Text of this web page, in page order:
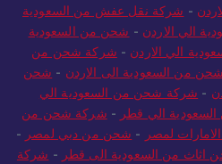
- شركة نقل عفش من السعودية
الي الاردن - شحن من السعودية
الي الاردن - شركة شحن من
من السعودية الى الاردن - شحن
- شركة شحن من السعودية الي
الي قطر - شركة شحن من
لمصر - شحن من دبي لمصر -
اثاث من السعودية الى قطر - شركة